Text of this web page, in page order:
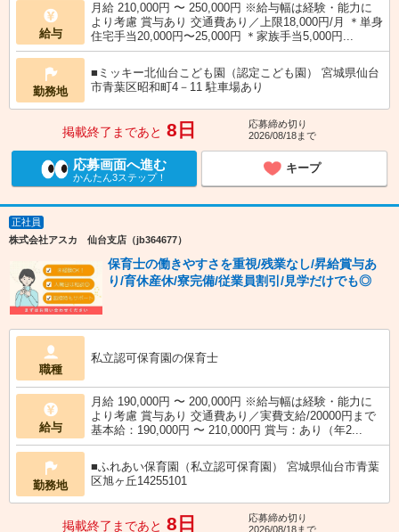
給与
月給 210,000円 〜 250,000円 ※給与幅は経験・能力に
より考慮 賞与あり 交通費あり／上限18,000円/月 ＊単身
住宅手当20,000円〜25,000円 ＊家族手当5,000円...
勤務地
■ミッキー北仙台こども園（認定こども園） 宮城県仙台
市青葉区昭和町4－11 駐車場あり
掲載終了まであと 8日
応募締め切り
2026/08/18まで
応募画面へ進む
かんたん3ステップ！
キープ
正社員
株式会社アスカ 仙台支店（jb364677）
保育士の働きやすさを重視/残業なし/昇給賞与あ
り/育休産休/寮完備/従業員割引/見学だけでも◎
職種
私立認可保育園の保育士
給与
月給 190,000円 〜 200,000円 ※給与幅は経験・能力に
より考慮 賞与あり 交通費あり／実費支給/20000円まで
基本給：190,000円 〜 210,000円 賞与：あり（年2...
勤務地
■ふれあい保育園（私立認可保育園） 宮城県仙台市青葉
区旭ヶ丘14255101
掲載終了まであと 8日
応募締め切り
2026/08/18まで